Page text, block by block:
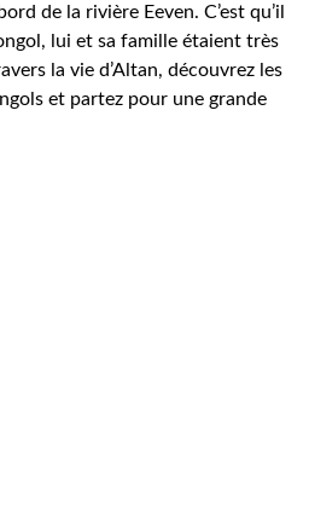
de la rivière Eeven. C’est qu’il
lui et sa famille étaient très
la vie d’Altan, découvrez les
et partez pour une grande